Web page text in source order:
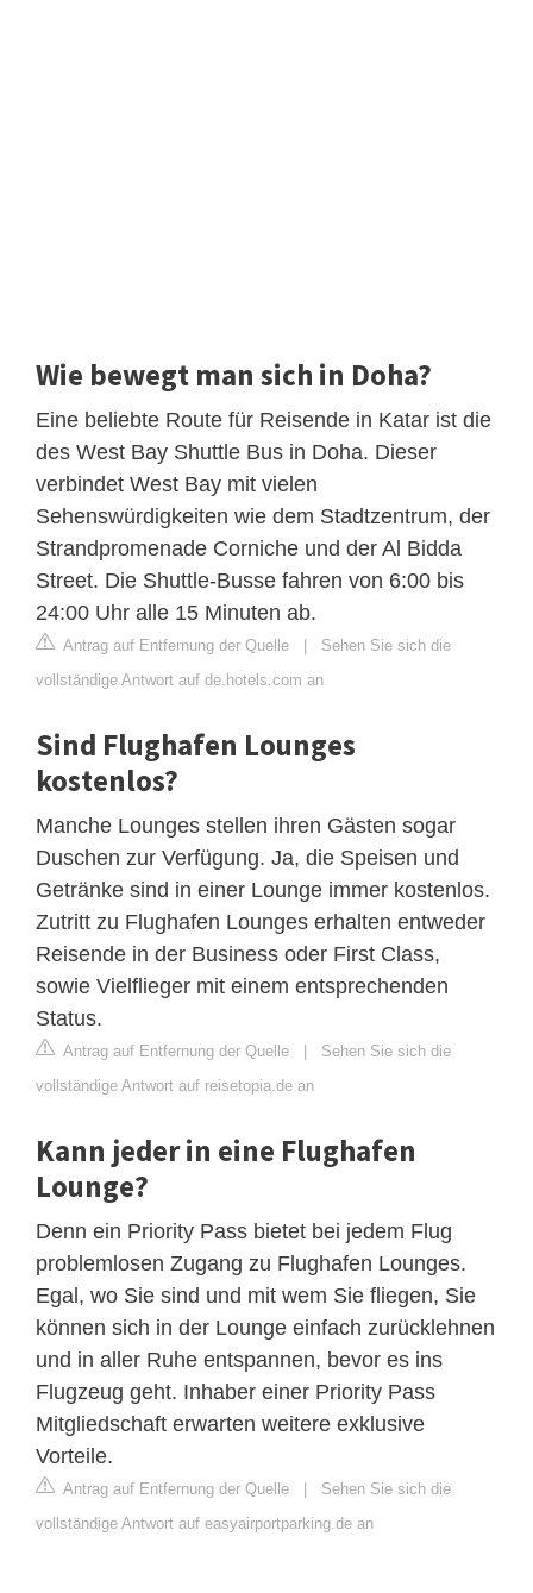
Wie bewegt man sich in Doha?
Eine beliebte Route für Reisende in Katar ist die
des West Bay Shuttle Bus in Doha. Dieser
verbindet West Bay mit vielen
Sehenswürdigkeiten wie dem Stadtzentrum, der
Strandpromenade Corniche und der Al Bidda
Street. Die Shuttle-Busse fahren von 6:00 bis
24:00 Uhr alle 15 Minuten ab.
Antrag auf Entfernung der Quelle | Sehen Sie sich die
vollständige Antwort auf de.hotels.com an
Sind Flughafen Lounges
kostenlos?
Manche Lounges stellen ihren Gästen sogar
Duschen zur Verfügung. Ja, die Speisen und
Getränke sind in einer Lounge immer kostenlos.
Zutritt zu Flughafen Lounges erhalten entweder
Reisende in der Business oder First Class,
sowie Vielflieger mit einem entsprechenden
Status.
Antrag auf Entfernung der Quelle | Sehen Sie sich die
vollständige Antwort auf reisetopia.de an
Kann jeder in eine Flughafen
Lounge?
Denn ein Priority Pass bietet bei jedem Flug
problemlosen Zugang zu Flughafen Lounges.
Egal, wo Sie sind und mit wem Sie fliegen, Sie
können sich in der Lounge einfach zurücklehnen
und in aller Ruhe entspannen, bevor es ins
Flugzeug geht. Inhaber einer Priority Pass
Mitgliedschaft erwarten weitere exklusive
Vorteile.
Antrag auf Entfernung der Quelle | Sehen Sie sich die
vollständige Antwort auf easyairportparking.de an